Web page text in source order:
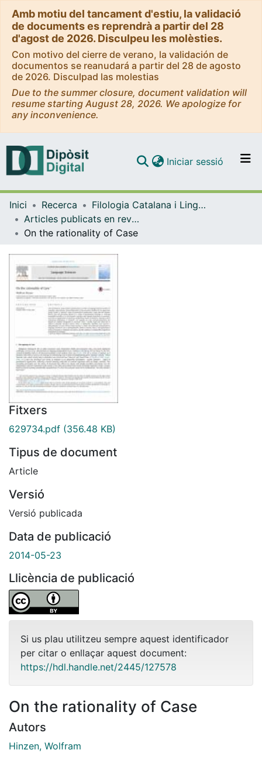
Amb motiu del tancament d'estiu, la validació
de documents es reprendrà a partir del 28
d'agost de 2026. Disculpeu les molèsties.
Con motivo del cierre de verano, la validación de
documentos se reanudará a partir del 28 de agosto
de 2026. Disculpad las molestias
Due to the summer closure, document validation will
resume starting August 28, 2026. We apologize for
any inconvenience.
Navega per tot el DD
Iniciar sessió (current)
Inici Recerca
Filologia Catalana i Lingüística General
Articles publicats en revistes (Filologia Catalana i Lingüística General)
On the rationality of Case
Fitxers
629734.pdf (356.48 KB)
Tipus de document
Article
Versió
Versió publicada
Data de publicació
2014-05-23
Llicència de publicació
Si us plau utilitzeu sempre aquest identificador
per citar o enllaçar aquest document:
https://hdl.handle.net/2445/127578
On the rationality of Case
Autors
Hinzen, Wolfram